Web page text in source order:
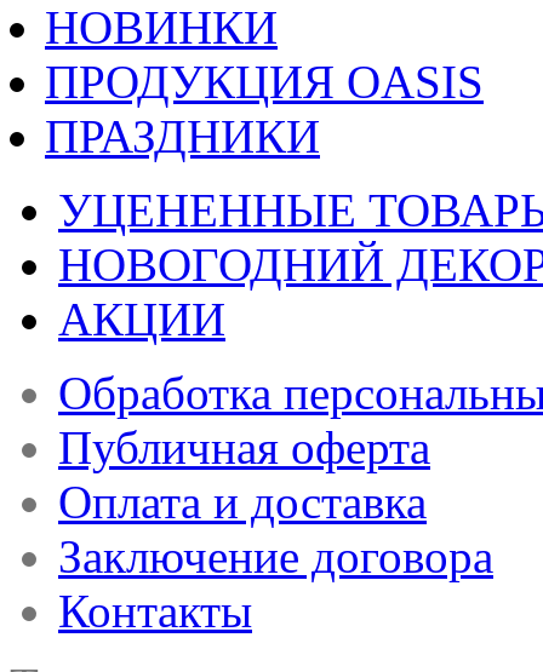
НОВИНКИ
ПРОДУКЦИЯ OASIS
ПРАЗДНИКИ
УЦЕНЕННЫЕ
НОВОГОДНИЙ
АКЦИИ
Обработка
Публичная оферта
Оплата и доставка
Заключение договора
Контакты